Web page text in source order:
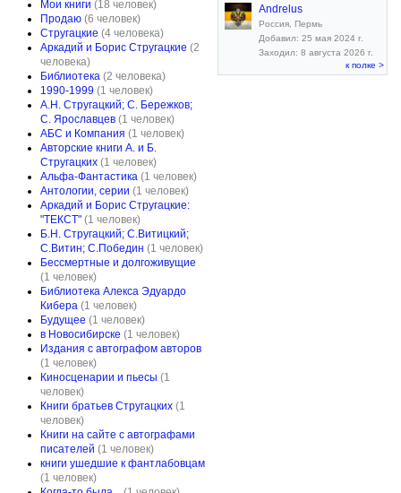
Мои книги (18 человек)
Продаю (6 человек)
Стругацкие (4 человека)
Аркадий и Борис Стругацкие (2
человека)
Библиотека (2 человека)
1990-1999 (1 человек)
А.Н. Стругацкий; С. Бережков;
С. Ярославцев (1 человек)
АБС и Компания (1 человек)
Авторские книги А. и Б.
Стругацких (1 человек)
Альфа-Фантастика (1 человек)
Антологии, серии (1 человек)
Аркадий и Борис Стругацкие:
"ТЕКСТ" (1 человек)
Б.Н. Стругацкий; С.Витицкий;
С.Витин; С.Победин (1 человек)
Бессмертные и долгоживущие
(1 человек)
Библиотека Алекса Эдуардо
Кибера (1 человек)
Будущее (1 человек)
в Новосибирске (1 человек)
Издания с автографом авторов
(1 человек)
Киносценарии и пьесы (1
человек)
Книги братьев Стругацких (1
человек)
Книги на сайте с автографами
писателей (1 человек)
книги ушедшие к фантлабовцам
(1 человек)
Andrelus
Россия, Пермь
Добавил: 25 мая 2024 г.
Заходил: 8 августа 2026 г.
к полке >